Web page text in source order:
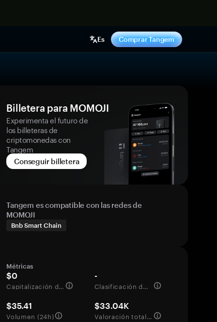
Es Comprar Tangem
Billetera para MOMOJI
Experimenta el futuro de
los billeteras de
criptomonedas con
Tangem
Conseguir billetera
Tangem es compatible con las redes de
MOMOJI
Bnb Smart Chain
Métricas
$0
Capitalización de mercado
-
Clasificación del mercado
$35.41
Volumen (24h)
$33.04K
Valoración totalmente diluida